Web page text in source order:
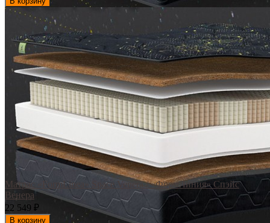
Матрас «FormLinea» Space Venera / «ФормЛиния» Спэйс
Венера
22 549 ₽
В корзину